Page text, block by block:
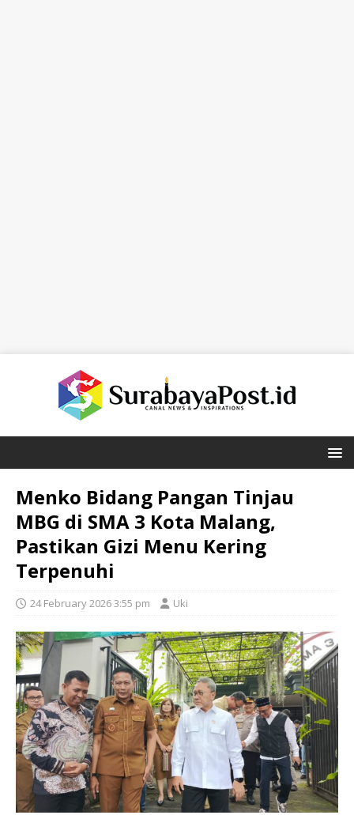
Menko Bidang Pangan Tinjau
MBG di SMA 3 Kota Malang,
Pastikan Gizi Menu Kering
Terpenuhi
24 February 2026 3:55 pm Uki